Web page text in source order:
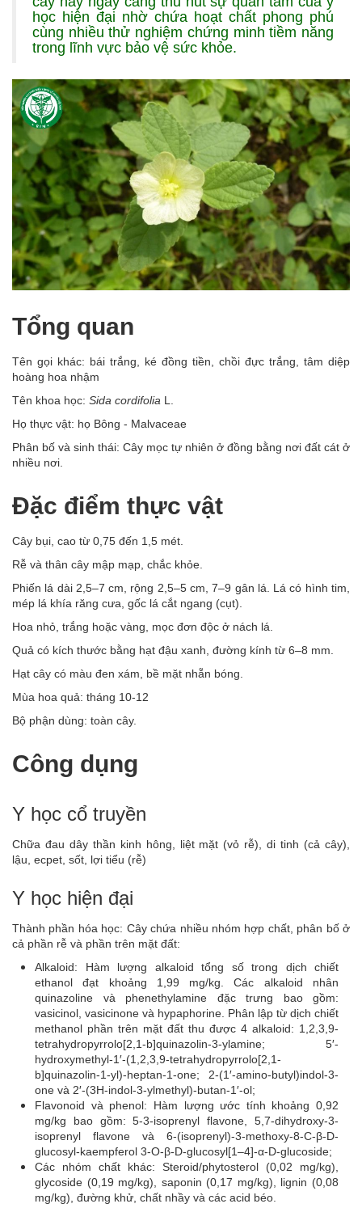
học hiện đại nhờ chứa hoạt chất phong phú
cùng nhiều thử nghiệm chứng minh tiềm năng
trong lĩnh vực bảo vệ sức khỏe.
Tổng quan
Tên gọi khác: bái trắng, ké đồng tiền, chồi đực trắng, tâm diệp
hoàng hoa nhậm
Tên khoa học: Sida cordifolia L.
Họ thực vật: họ Bông - Malvaceae
Phân bố và sinh thái: Cây mọc tự nhiên ở đồng bằng nơi đất cát ở
nhiều nơi.
Đặc điểm thực vật
Cây bụi, cao từ 0,75 đến 1,5 mét.
Rễ và thân cây mập mạp, chắc khỏe.
Phiến lá dài 2,5–7 cm, rộng 2,5–5 cm, 7–9 gân lá. Lá có hình tim,
mép lá khía răng cưa, gốc lá cắt ngang (cụt).
Hoa nhỏ, trắng hoặc vàng, mọc đơn độc ở nách lá.
Quả có kích thước bằng hạt đậu xanh, đường kính từ 6–8 mm.
Hạt cây có màu đen xám, bề mặt nhẵn bóng.
Mùa hoa quả: tháng 10-12
Bộ phận dùng: toàn cây.
Công dụng
Y học cổ truyền
Chữa đau dây thần kinh hông, liệt mặt (vỏ rễ), di tinh (cả cây),
lậu, ecpet, sốt, lợi tiểu (rễ)
Y học hiện đại
Thành phần hóa học: Cây chứa nhiều nhóm hợp chất, phân bố ở
cả phần rễ và phần trên mặt đất:
Alkaloid: Hàm lượng alkaloid tổng số trong dịch chiết
ethanol đạt khoảng 1,99 mg/kg. Các alkaloid nhân
quinazoline và phenethylamine đặc trưng bao gồm:
vasicinol, vasicinone và hypaphorine. Phân lập từ dịch chiết
methanol phần trên mặt đất thu được 4 alkaloid: 1,2,3,9-
tetrahydropyrrolo[2,1-b]quinazolin-3-ylamine; 5′-
hydroxymethyl-1′-(1,2,3,9-tetrahydropyrrolo[2,1-
b]quinazolin-1-yl)-heptan-1-one; 2-(1′-amino-butyl)indol-3-
one và 2′-(3H-indol-3-ylmethyl)-butan-1′-ol;
Flavonoid và phenol: Hàm lượng ước tính khoảng 0,92
mg/kg bao gồm: 5-3-isoprenyl flavone, 5,7-dihydroxy-3-
isoprenyl flavone và 6-(isoprenyl)-3-methoxy-8-C-β-D-
glucosyl-kaempferol 3-O-β-D-glucosyl[1–4]-α-D-glucoside;
Các nhóm chất khác: Steroid/phytosterol (0,02 mg/kg),
glycoside (0,19 mg/kg), saponin (0,17 mg/kg), lignin (0,08
mg/kg), đường khử, chất nhầy và các acid béo.